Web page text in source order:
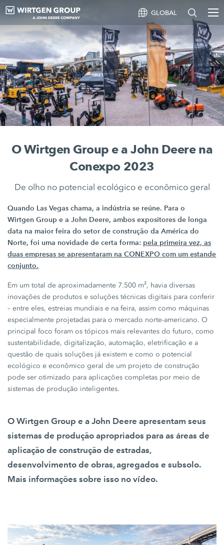
GLOBAL
O Wirtgen Group e a John Deere na
Conexpo 2023
De olho no potencial ecológico e econômico geral
Quando Las Vegas chama, a indústria se reúne. Para o
Wirtgen Group e aJohn Deere, ambos expositores de longa
data na maior feira do setor de construção da América do
Norte, foi uma novidade de certa forma: pela primeira vez, as
duas empresas se apresentaram na CONEXPO com um estande
conjunto.
Em um total de aproximadamente 7.500 m², havia diversas
inovações de produtos e soluções técnicas digitais para conferir
– entre eles, estreias mundiais e na feira, assim como máquinas
especialmente projetadas para o mercado norte-americano. O
principal foco foram os tópicos mais relevantes do futuro, como
sustentabilidade, digitalização, automação, eletrificação e a
questão de quais soluções já existem e como o potencial
ecológico e econômico geral de um projeto de construção
pode ser otimizado para aplicações completas por meio de
sistemas de produção inteligentes.
OWirtgen Group e aJohn Deere apresentam seus
sistemas de produção apropriados para as áreas de
aplicação de construção de estradas,
desenvolvimento de obras, agregados e subsolo.
Mais informações sobre isso no vídeo.